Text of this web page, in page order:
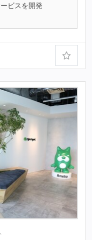
ビスを開発